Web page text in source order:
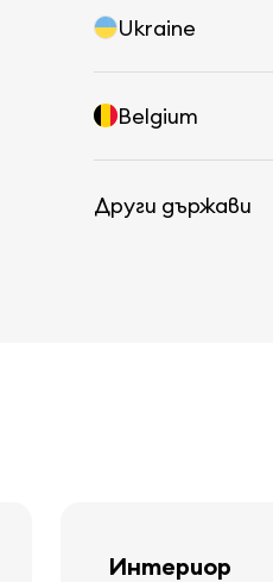
Ukraine
Belgium
Други държави
Интериор